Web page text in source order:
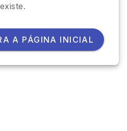
existe.
A PÁGINA INICIAL